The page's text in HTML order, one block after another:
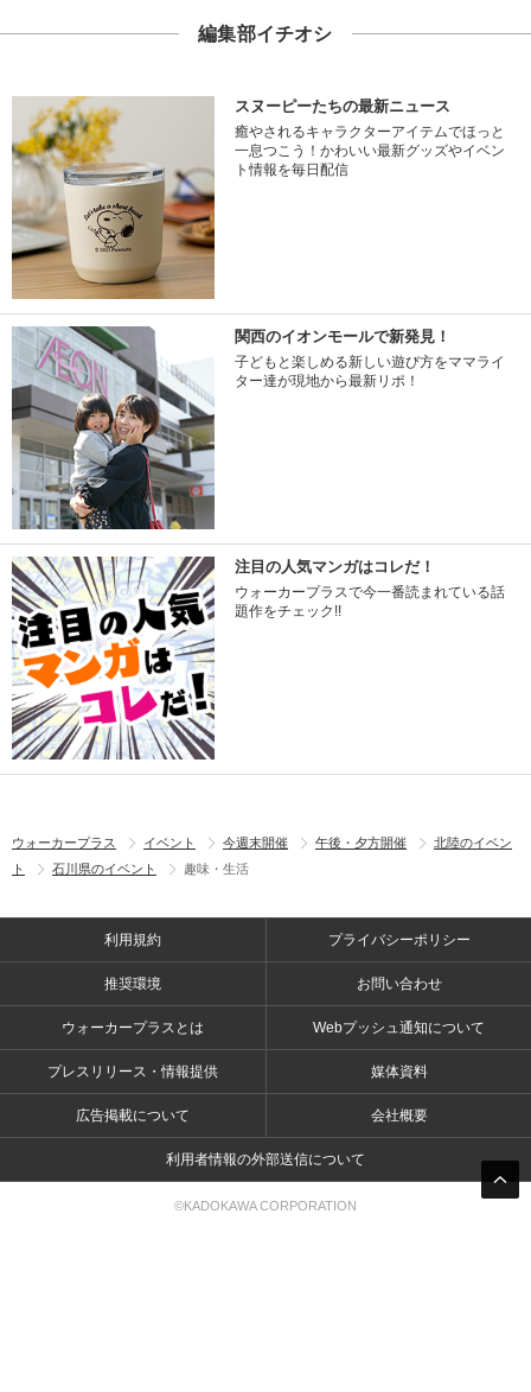
編集部イチオシ
スヌーピーたちの最新ニュース
癒やされるキャラクターアイテムでほっと
一息つこう！かわいい最新グッズやイベン
ト情報を毎日配信
関西のイオンモールで新発見！
子どもと楽しめる新しい遊び方をママライ
ター達が現地から最新リポ！
注目の人気マンガはコレだ！
ウォーカープラスで今一番読まれている話
題作をチェック!!
ウォーカープラス イベント 今週末開催 午後・夕方開催
北陸のイベン
ト
石川県のイベント 趣味・生活
利用規約 プライバシーポリシー
推奨環境 お問い合わせ
ウォーカープラスとは Webプッシュ通知について
プレスリリース・情報提供 媒体資料
広告掲載について 会社概要
利用者情報の外部送信について
©KADOKAWA CORPORATION